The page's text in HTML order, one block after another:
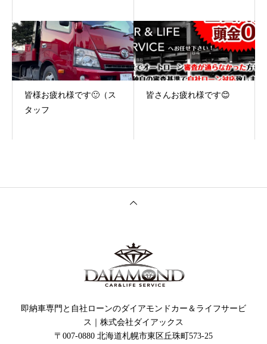
皆様お疲れ様です🙂（ス
タッフ
皆さんお疲れ様です😊
即納車専門と自社ローンのダイアモンドカー＆ライフサービ
ス｜株式会社ダイアックス
〒007-0880 北海道札幌市東区丘珠町573-25